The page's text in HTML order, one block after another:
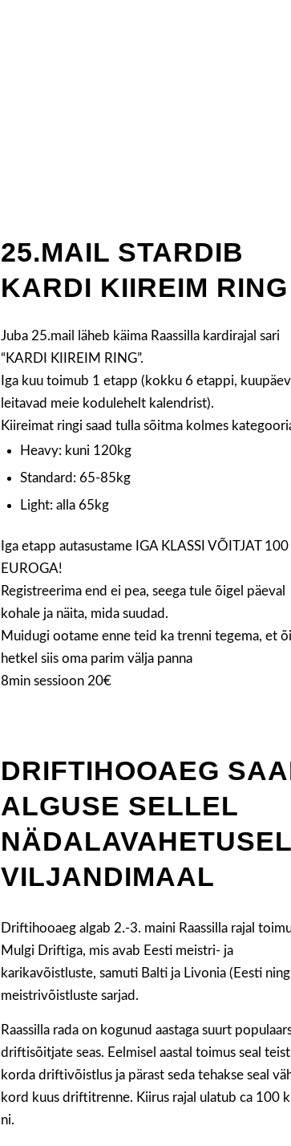
25.MAIL STARDIB
KARDI KIIREIM RING
Juba 25.mail läheb käima Raassilla kardirajal sari
“KARDI KIIREIM RING”.
Iga kuu toimub 1 etapp (kokku 6 etappi,
leitavad meie kodulehelt kalendrist).
Kiireimat ringi saad tulla sõitma kolmes
Heavy: kuni 120kg
Standard: 65-85kg
Light: alla 65kg
Iga etapp autasustame IGA KLASSI VÕITJAT 100
EUROGA!
Registreerima end ei pea, seega tule õigel päeval
kohale ja näita, mida suudad.
Muidugi ootame enne teid ka trenni tegema, et
hetkel siis oma parim välja panna
8min sessioon 20€
DRIFTIHOOAEG
ALGUSE SELLEL
NÄDALAVAHETUSEL
VILJANDIMAAL
Driftihooaeg algab 2.-3. maini Raassilla rajal
Mulgi Driftiga, mis avab Eesti meistri- ja
karikavõistluste, samuti Balti ja Livonia (Eesti
meistrivõistluste sarjad.
Raassilla rada on kogunud aastaga suurt
driftisõitjate seas. Eelmisel aastal toimus seal teist
korda driftivõistlus ja pärast seda tehakse seal
kord kuus driftitrenne. Kiirus rajal ulatub ca 100
ni.